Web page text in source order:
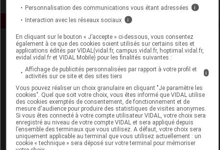
Espace produit
Boutique
VIDAL Expert
VIDAL Hoptimal
eVIDAL
Personnalisation des communications vous étant adressées i
Interaction avec les réseaux sociaux i
En cliquant sur le bouton « J’accepte » ci-dessous, vous consentez
également à ce que des cookies soient utilisés sur certains sites et
applications édités par VIDAL(vidal.fr, campus.vidal.fr, hoptimal.vidal.fr,
evidal.vidal.fr et VIDAL Mobile) pour les finalités suivantes :
Affichage de publicités personnalisées par rapport à votre profil et
activités sur ce site et des sites tiers
i
Vous pouvez réaliser un choix granulaire en cliquant "Je paramètre les
cookies". Quel que soit votre choix, vous êtes informé que VIDAL utilise
des cookies exemptés de consentement, de fonctionnement et de
mesure d'audience pour produire des statistiques de visites anonymes.
Si vous êtes connecté à votre compte utilisateur VIDAL, votre choix sera
enregistré au niveau de votre compte VIDAL et sera appliqué depuis
l’ensemble des terminaux que vous utilisez. A défaut, votre choix sera
uniquement applicable au terminal que vous utilisez actuellement : un
cookie « technique » sera déposé sur votre terminal pour mémoriser